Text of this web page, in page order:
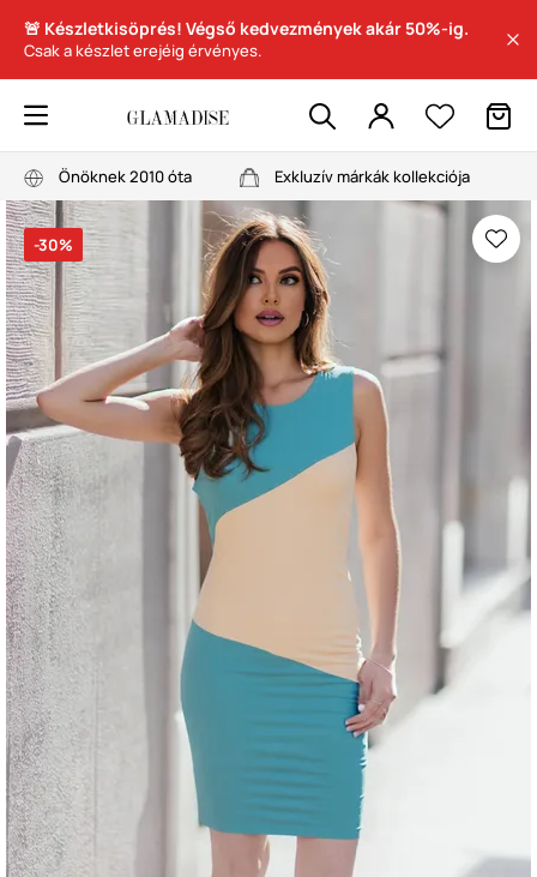
🚨 Készletkisöprés! Végső kedvezmények akár 50%-ig.
Csak a készlet erejéig érvényes.
Önöknek 2010 óta Exkluzív márkák kollekciója
-30%